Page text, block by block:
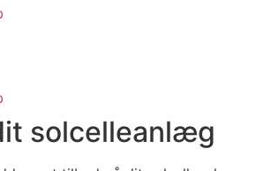
solcelleanlæg